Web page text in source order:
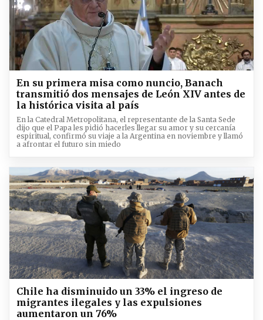
En su primera misa como nuncio, Banach
transmitió dos mensajes de León XIV antes de
la histórica visita al país
En la Catedral Metropolitana, el representante de la Santa Sede
dijo que el Papa les pidió hacerles llegar su amor y su cercanía
espiritual, confirmó su viaje a la Argentina en noviembre y llamó
a afrontar el futuro sin miedo
Chile ha disminuido un 33% el ingreso de
migrantes ilegales y las expulsiones
aumentaron un 76%